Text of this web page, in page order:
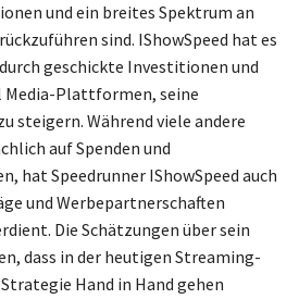
und ein breites Spektrum an
sind. IShowSpeed hat es
geschickte Investitionen und
Media-Plattformen, seine
steigern. Während viele andere
auf Spenden und
hat Speedrunner IShowSpeed auch
und Werbepartnerschaften
Die Schätzungen über sein
dass in der heutigen Streaming-
Hand in Hand gehen